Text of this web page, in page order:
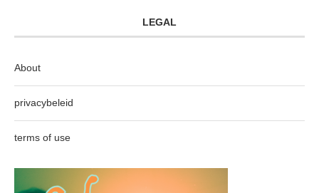
LEGAL
About
privacybeleid
terms of use